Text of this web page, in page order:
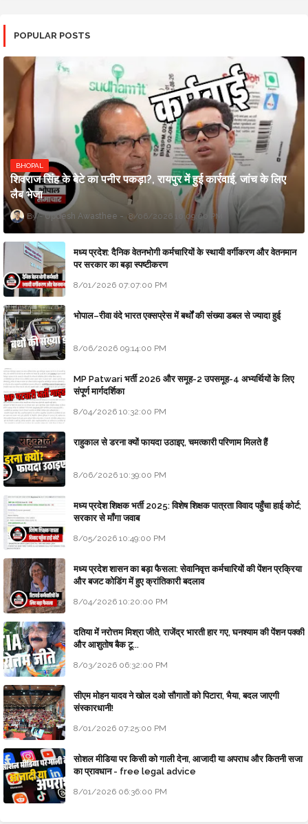
POPULAR POSTS
BHOPAL
शिवराज सिंह के बेटे का पनीर पकड़ा?, रायपुर में हुई कार्रवाई, जांच के लिए
लैब भेजा
Updesh Awasthee 8/06/2026 10:09:00 PM
मध्य प्रदेश: दैनिक वेतनभोगी कर्मचारियों के स्थायी वर्गीकरण और वेतनमान
पर सरकार का बड़ा स्पष्टीकरण
8/01/2026 07:07:00 PM
भोपाल–रीवा वंदे भारत एक्सप्रेस में बर्थों की संख्या डबल से ज्यादा हुई
8/06/2026 09:14:00 PM
MP Patwari भर्ती 2026 और समूह-2 उपसमूह-4 अभ्यर्थियों के लिए
संपूर्ण मार्गदर्शिका
8/04/2026 10:32:00 PM
राहुकाल से डरना क्यों फायदा उठाइए, चमत्कारी परिणाम मिलते हैं
8/06/2026 10:39:00 PM
मध्य प्रदेश शिक्षक भर्ती 2025: विशेष शिक्षक पात्रता विवाद पहुँचा हाई कोर्ट;
सरकार से माँगा जवाब
8/05/2026 10:49:00 PM
मध्य प्रदेश शासन का बड़ा फैसला: सेवानिवृत्त कर्मचारियों की पेंशन प्रक्रिया
और बजट कोडिंग में हुए क्रांतिकारी बदलाव
8/04/2026 10:20:00 PM
दतिया में नरोत्तम मिश्रा जीते, राजेंद्र भारती हार गए, घनश्याम की पेंशन पक्की
और आशुतोष बैक टू...
8/03/2026 06:32:00 PM
सीएम मोहन यादव ने खोल दओ सौगातों को पिटारा, भैया, बदल जाएगी
संस्कारधानी!
8/01/2026 07:25:00 PM
सोशल मीडिया पर किसी को गाली देना, आजादी या अपराध और कितनी सजा
का प्रावधान - free legal advice
8/01/2026 06:36:00 PM